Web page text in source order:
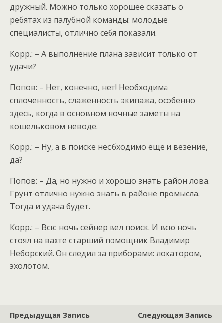
дружный. Можно только хорошее сказать о
ребятах из палубной команды: молодые
специалисты, отлично себя показали.
Корр.: – А выполнение плана зависит только от
удачи?
Попов: – Нет, конечно, нет! Необходима
сплоченность, слаженность экипажа, особенно
здесь, когда в основном ночные заметы на
кошельковом неводе.
Корр.: – Ну, а в поиске необходимо еще и везение,
да?
Попов: – Да, но нужно и хорошо знать район лова.
Грунт отлично нужно знать в районе промысла.
Тогда и удача будет.
Корр.: – Всю ночь сейнер вел поиск. И всю ночь
стоял на вахте старший помощник Владимир
Неборский. Он следил за приборами: локатором,
эхолотом.
Предыдущая Запись
Следующая Запись